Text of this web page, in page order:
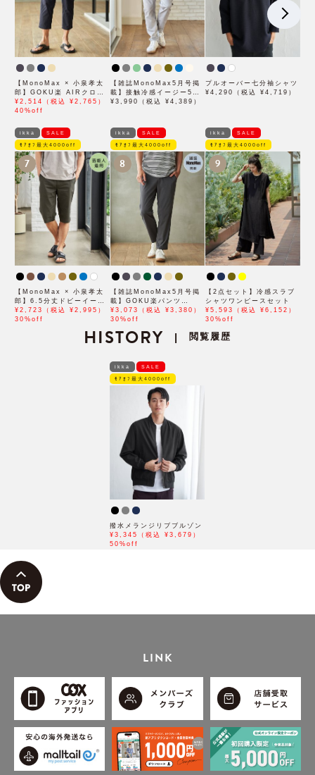
【MonoMax × 小泉孝太
郎】GOKU楽 AIRクロッ
プドパンツ「小泉孝太郎さ
ん着用モデル」
¥2,514（税込 ¥2,765）
40%off
【雑誌MonoMax5月号掲
載】接触冷感イージー5ポ
ケット
¥3,990（税込 ¥4,389）
プルオーバー七分袖シャツ
¥4,290（税込 ¥4,719）
ikka SALE
ﾓｱｵﾌ最大4000off
7
【MonoMax × 小泉孝太
郎】6.5分丈ドビーイージ
ーハーフパンツ「小泉孝太
郎さん着用モデル」
¥2,723（税込 ¥2,995）
30%off
ikka SALE
ﾓｱｵﾌ最大4000off
8
【雑誌MonoMax5月号掲
載】GOKU楽パンツ
EASY STRETCH 冷感ア
ンクル【接触冷感】「小泉
¥3,073（税込 ¥3,380）
30%off
ikka SALE
ﾓｱｵﾌ最大4000off
9
【2点セット】冷感スラブ
シャツワンピースセット
¥5,593（税込 ¥6,152）
30%off
HISTORY | 閲覧履歴
ikka SALE
ﾓｱｵﾌ最大4000off
撥水メランジリブブルゾン
¥3,345（税込 ¥3,679）
50%off
LINK